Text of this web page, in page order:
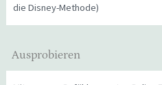
die Disney-Methode)
Ausprobieren